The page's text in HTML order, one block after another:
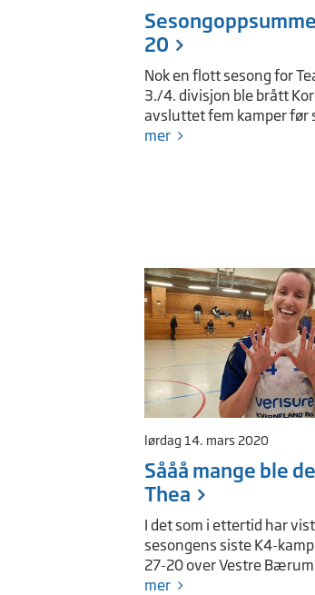
20
Nok en flott sesong for
3./4. divisjon ble brått
avsluttet fem kamper før
mer
lørdag 14. mars 2020
Sååå mange ble
Thea
I det som i ettertid har
sesongens siste K4-
27-20 over Vestre
mer